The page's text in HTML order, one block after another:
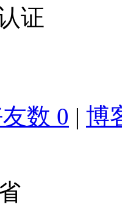
证
数 0 | 博